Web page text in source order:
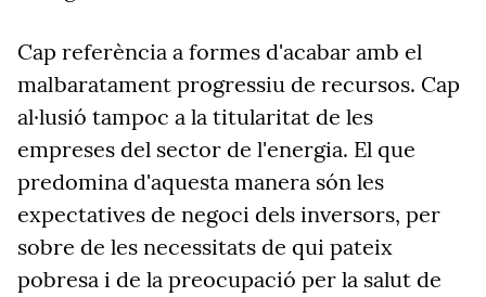
Cap referència a formes d'acabar amb el
malbaratament progressiu de recursos. Cap
al·lusió tampoc a la titularitat de les
empreses del sector de l'energia. El que
predomina d'aquesta manera són les
expectatives de negoci dels inversors, per
sobre de les necessitats de qui pateix
pobresa i de la preocupació per la salut de